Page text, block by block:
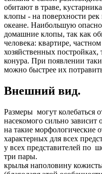
обитают в траве,
клопы - на поверхности рек
океане. Наибольшую
домашние клопы, так как
человека: квартире,
хозяйственных постройках,
конура. При появлении
можно быстрее их
Внешний вид.
Размеры могут
насекомого сильно
на такие морфологические
характерных для всех
у всех представителей по
три пары.
крылья наполовину